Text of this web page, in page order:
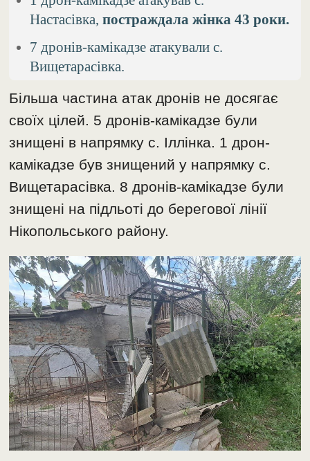
Настасівка,постраждала жінка 43 роки.
7 дронів-камікадзе атакували с.
Вищетарасівка.
Більша частина атак дронів не досягає
своїх цілей. 5 дронів-камікадзе були
знищені в напрямку с. Іллінка. 1 дрон-
камікадзе був знищений у напрямку с.
Вищетарасівка. 8 дронів-камікадзе були
знищені на підльоті до берегової лінії
Нікопольського району.